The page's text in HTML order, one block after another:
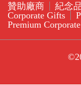
贊助廠商 紀念
Corporate Gifts
Premium